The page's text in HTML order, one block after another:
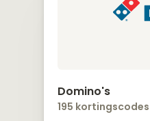
Domino's
195 kortingscodes